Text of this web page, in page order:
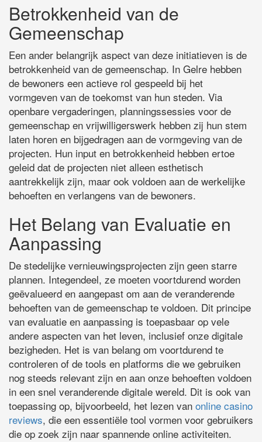
Betrokkenheid van de
Gemeenschap
Een ander belangrijk aspect van deze initiatieven is de
betrokkenheid van de gemeenschap. In Gelre hebben
de bewoners een actieve rol gespeeld bij het
vormgeven van de toekomst van hun steden. Via
openbare vergaderingen, planningssessies voor de
gemeenschap en vrijwilligerswerk hebben zij hun stem
laten horen en bijgedragen aan de vormgeving van de
projecten. Hun input en betrokkenheid hebben ertoe
geleid dat de projecten niet alleen esthetisch
aantrekkelijk zijn, maar ook voldoen aan de werkelijke
behoeften en verlangens van de bewoners.
Het Belang van Evaluatie en
Aanpassing
De stedelijke vernieuwingsprojecten zijn geen starre
plannen. Integendeel, ze moeten voortdurend worden
geëvalueerd en aangepast om aan de veranderende
behoeften van de gemeenschap te voldoen. Dit principe
van evaluatie en aanpassing is toepasbaar op vele
andere aspecten van het leven, inclusief onze digitale
bezigheden. Het is van belang om voortdurend te
controleren of de tools en platforms die we gebruiken
nog steeds relevant zijn en aan onze behoeften voldoen
in een snel veranderende digitale wereld. Dit is ook van
toepassing op, bijvoorbeeld, het lezen van online casino
reviews, die een essentiële tool vormen voor gebruikers
die op zoek zijn naar spannende online activiteiten.